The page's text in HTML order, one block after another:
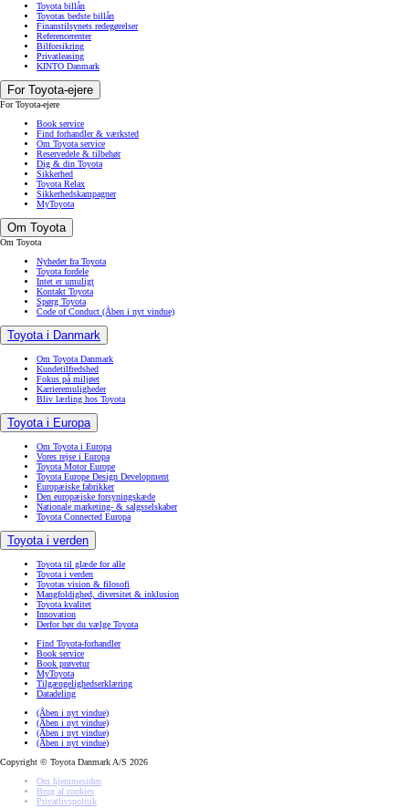
Toyota billån
Toyotas bedste billån
Finanstilsynets redegørelser
Referencerenter
Bilforsikring
Privatleasing
KINTO Danmark
For Toyota-ejere
For Toyota-ejere
Book service
Find forhandler & værksted
Om Toyota service
Reservedele & tilbehør
Dig & din Toyota
Sikkerhed
Toyota Relax
Sikkerhedskampagner
MyToyota
Om Toyota
Om Toyota
Nyheder fra Toyota
Toyota fordele
Intet er umuligt
Kontakt Toyota
Spørg Toyota
Code of Conduct (Åben i nyt vindue)
Toyota i Danmark
Om Toyota Danmark
Kundetilfredshed
Fokus på miljøet
Karrieremuligheder
Bliv lærling hos Toyota
Toyota i Europa
Om Toyota i Europa
Vores rejse i Europa
Toyota Motor Europe
Toyota Europe Design Development
Europæiske fabrikker
Den europæiske forsyningskæde
Nationale marketing- & salgsselskaber
Toyota Connected Europa
Toyota i verden
Toyota til glæde for alle
Toyota i verden
Toyotas vision & filosofi
Mangfoldighed, diversitet & inklusion
Toyota kvalitet
Innovation
Derfor bør du vælge Toyota
Find Toyota-forhandler
Book service
Book prøvetur
MyToyota
Tilgængelighedserklæring
Datadeling
(Åben i nyt vindue)
(Åben i nyt vindue)
(Åben i nyt vindue)
(Åben i nyt vindue)
Copyright © Toyota Danmark A/S 2026
Om hjemmesiden
Brug af cookies
Privatlivspolitik